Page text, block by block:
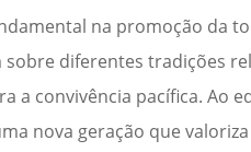
na promoção da
diferentes tradições
a convivência pacífica. Ao
nova geração que